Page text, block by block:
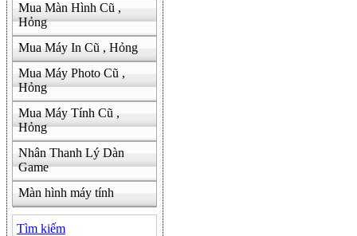
Mua Màn Hình Cũ ,
Hỏng
Mua Máy In Cũ , Hỏng
Mua Máy Photo Cũ ,
Hỏng
Mua Máy Tính Cũ ,
Hỏng
Nhân Thanh Lý Dàn
Game
Màn hình máy tính
Tìm kiếm